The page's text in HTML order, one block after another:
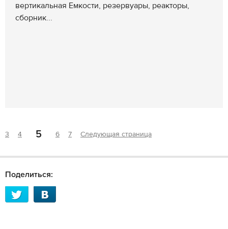
вертикальная Емкости, резервуары, реакторы,
сборник...
3 4 5 6 7 Следующая страница
Поделиться: